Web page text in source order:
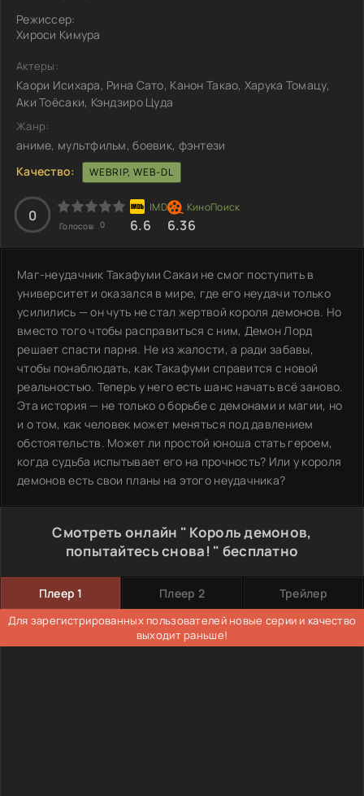
Режиссер:
Хироси Кимура
Актеры:
Каори Исихара, Рина Сато, Канон Такао, Харука Томацу,
Аки Тоёсаки, Кэндзиро Цуда
Жанр:
аниме, мультфильм, боевик, фэнтези
Качество:
WEBRIP, WEB-DL
0
Голосов: 0 6.6 6.36
Маг-неудачник Такафуми Сакаи не смог поступить в
университет и оказался в мире, где его неудачи только
усилились — он чуть не стал жертвой короля демонов. Но
вместо того чтобы расправиться с ним, Демон Лорд
решает спасти парня. Не из жалости, а ради забавы,
чтобы понаблюдать, как Такафуми справится с новой
реальностью. Теперь у него есть шанс начать всё заново.
Эта история — не только о борьбе с демонами и магии, но
и о том, как человек может меняться под давлением
обстоятельств. Может ли простой юноша стать героем,
когда судьба испытывает его на прочность? Или у короля
демонов есть свои планы на этого неудачника?
Смотреть онлайн " Король демонов,
попытайтесь снова! " бесплатно
Плеер 1 Плеер 2 Трейлер
Для зарегистрированных пользователей новые серии и качество
выходит раньше!